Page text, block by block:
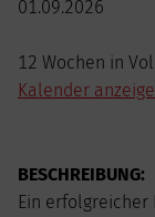
01.09.2026
12 Wochen in
Kalender
Mo Di
BESCHREIBUNG:
Ein erfolgreicher